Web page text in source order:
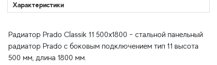
Характеристики
Радиатор Prado Classik 11 500x1800 - cтальной панельный
радиатор Prado с боковым подключением тип 11 высота
500 мм, длина 1800 мм.